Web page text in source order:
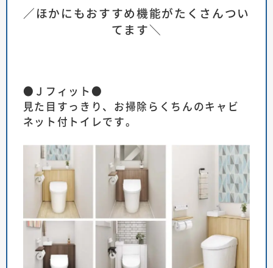
／ほかにもおすすめ機能がたくさんつい
てます＼
●Ｊフィット●
見た目すっきり、お掃除らくちんのキャビ
ネット付トイレです。